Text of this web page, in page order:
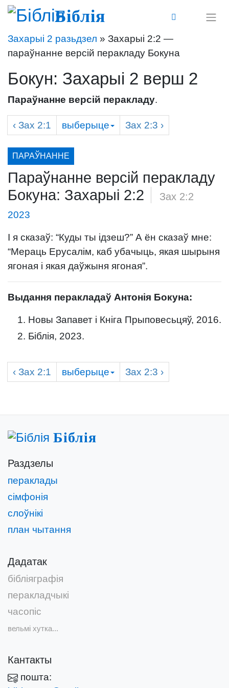
Біблія
Захарыі 2 разьдзел » Захарыі 2:2 —
параўнанне версій перакладу Бокуна
Бокун: Захарыі 2 верш 2
Параўнанне версій перакладу.
‹ Зах 2:1 выберыце Зах 2:3 ›
ПАРАЎНАННЕ
Параўнанне версій перакладу
Бокуна: Захарыі 2:2
Зах 2:2
2023
І я сказаў: “Куды ты ідзеш?” А ён сказаў мне:
“Мераць Ерусалім, каб убачыць, якая шырыня
ягоная і якая даўжыня ягоная”.
Выдання перакладаў Антонія Бокуна:
Новы Запавет і Кніга Прыповесьцяў, 2016.
Біблія, 2023.
‹ Зах 2:1 выберыце Зах 2:3 ›
Біблія
Раздзелы
пераклады
сімфонія
слоўнікі
план чытання
Дадатак
бібліяграфія
перакладчыкі
часопіс
вельмі хутка...
Кантакты
пошта: